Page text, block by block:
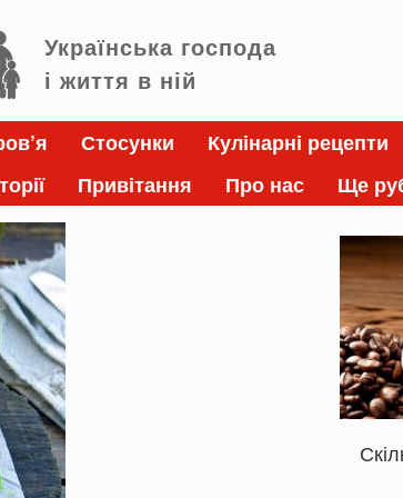
Українська господа
і життя в ній
Стосунки Кулінарні рецепти
Привітання Про нас Ще